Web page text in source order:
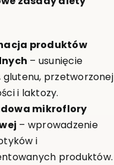
produktów
– usunięcie
glutenu, przetworzonej
i laktozy.
mikroflory
– wprowadzenie
i
produktów.